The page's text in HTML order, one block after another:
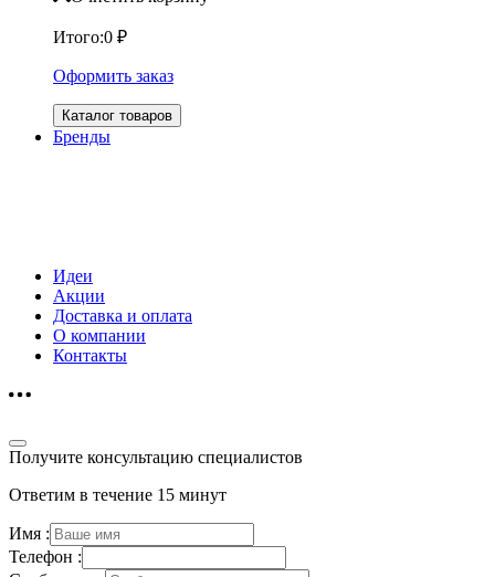
Итого:0 ₽
Оформить заказ
Каталог товаров
Бренды
Идеи
Акции
Доставка и оплата
О компании
Контакты
Получите консультацию специалистов
Ответим в течение 15 минут
Имя :
Телефон :